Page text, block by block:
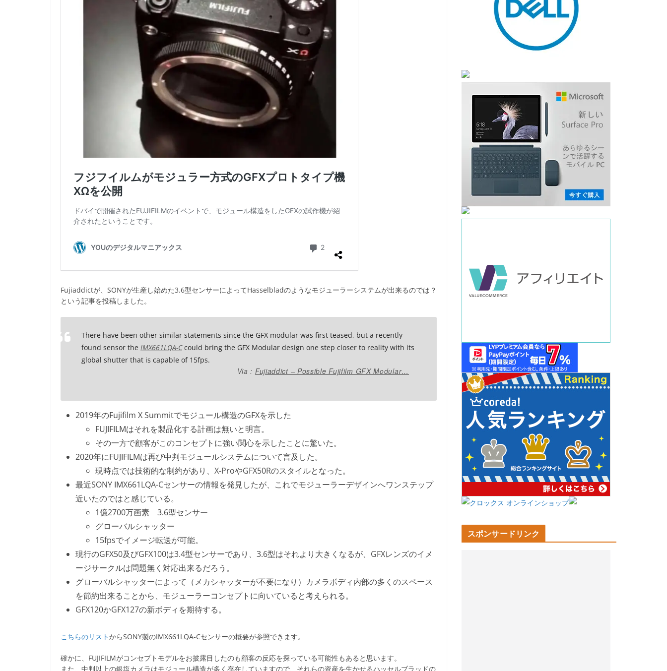
Fujiaddictが、SONYが生産し始めた3.6型センサーによってHasselbladのようなモジューラーシステムが出来るのでは？
という記事を投稿しました。
There have been other similar statements since the GFX modular was first teased, but a recently
found sensor the IMX661LQA-Ccould bring the GFX Modular design one step closer to reality with its
global shutter that is capable of 15fps.
Via : Fujiaddict – Possible Fujifilm GFX Modular…
2019年のFujifilm X Summitでモジュール構造のGFXを示した
FUJIFILMはそれを製品化する計画は無いと明言。
その一方で顧客がこのコンセプトに強い関心を示したことに驚いた。
2020年にFUJIFILMは再び中判モジュールシステムについて言及した。
現時点では技術的な制約があり、X-ProやGFX50Rのスタイルとなった。
最近SONY IMX661LQA-Cセンサーの情報を発見したが、これでモジューラーデザインへワンステップ
近いたのではと感じている。
1億2700万画素 3.6型センサー
グローバルシャッター
15fpsでイメージ転送が可能。
現行のGFX50及びGFX100は3.4型センサーであり、3.6型はそれより大きくなるが、GFXレンズのイメ
ージサークルは問題無く対応出来るだろう。
グローバルシャッターによって（メカシャッターが不要になり）カメラボディ内部の多くのスペース
を節約出来ることから、モジューラーコンセプトに向いていると考えられる。
GFX120かGFX127の新ボディを期待する。
こちらのリストからSONY製のIMX661LQA-Cセンサーの概要が参照できます。
確かに、FUJIFILMがコンセプトモデルをお披露目したのも顧客の反応を探っている可能性もあると思います。
また、中判以上の銀塩カメラはモジュール構造が多く存在していますので、それらの資産を生かせるハッセルブラッドの
スポンサードリンク